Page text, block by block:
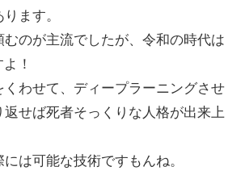
ます。
のが主流でしたが、令和の時代は
！
くわせて、ディープラーニングさせ
せば死者そっくりな人格が出来上
は可能な技術ですもんね。